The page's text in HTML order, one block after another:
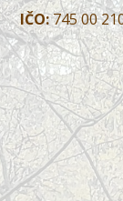
IČO:745 00